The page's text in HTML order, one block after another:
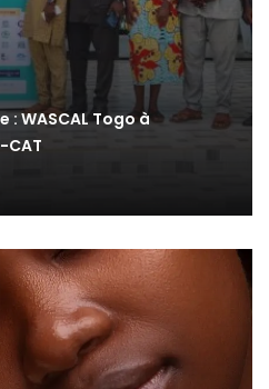
WASCAL Togo à
CAT